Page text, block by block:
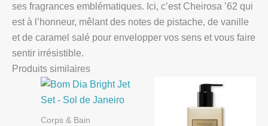
ses fragrances emblématiques. Ici, c’est Cheirosa ’62 qui
est à l’honneur, mêlant des notes de pistache, de vanille
et de caramel salé pour envelopper vos sens et vous faire
sentir irrésistible.
Produits similaires
Corps & Bain